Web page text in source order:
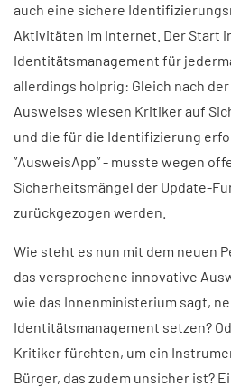
auch eine sichere
Aktivitäten im Internet. Der Start
Identitätsmanagement für
allerdings holprig: Gleich nach
Ausweises wiesen Kritiker auf
und die für die Identifizierung
”AusweisApp” - musste wegen
Sicherheitsmängel der Update-
zurückgezogen werden.
Wie steht es nun mit dem neuen
das versprochene innovative
wie das Innenministerium sagt,
Identitätsmanagement setzen?
Kritiker fürchten, um ein
Bürger, das zudem unsicher ist?